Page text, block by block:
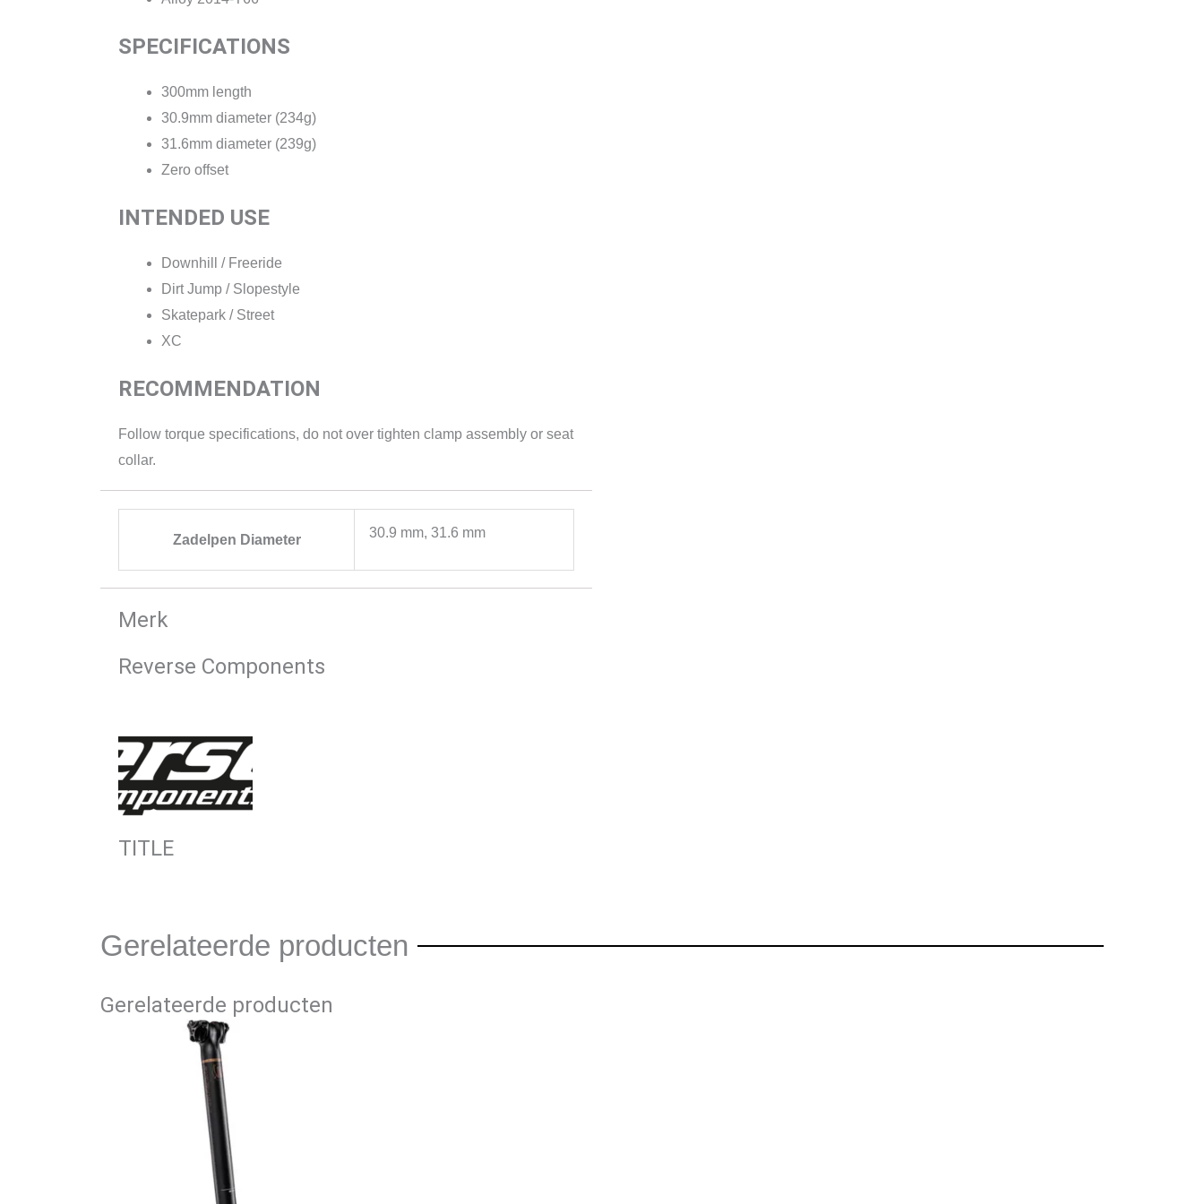
SPECIFICATIONS
300mm length
30.9mm diameter (234g)
31.6mm diameter (239g)
Zero offset
INTENDED USE
Downhill / Freeride
Dirt Jump / Slopestyle
Skatepark / Street
XC
RECOMMENDATION
Follow torque specifications, do not over tighten clamp assembly or seat
collar.
Zadelpen Diameter 30.9 mm, 31.6 mm
Merk
Reverse Components
TITLE
Gerelateerde producten
Gerelateerde producten